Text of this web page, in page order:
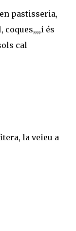
pastisseria,
coques,,,,i és
cal
la veieu a